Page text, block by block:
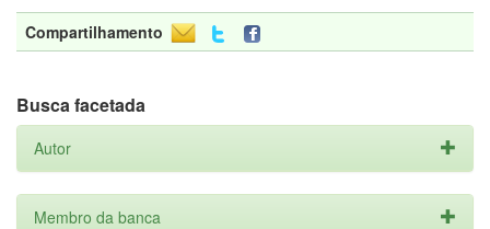
Compartilhamento
Busca facetada
Autor
Membro da banca